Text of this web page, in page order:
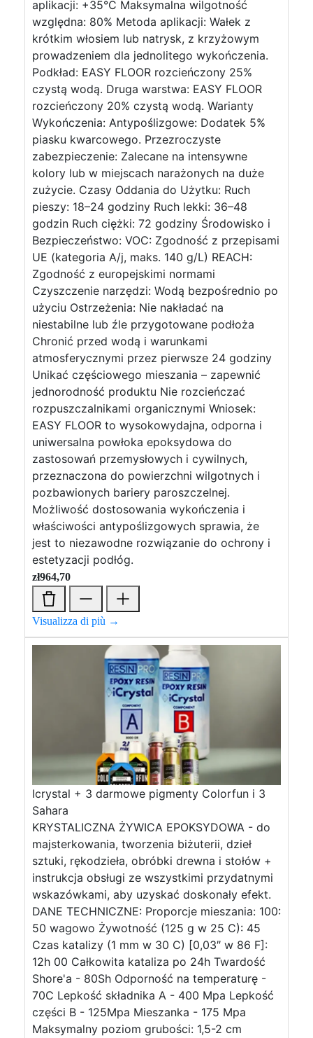
aplikacji: +35°C Maksymalna wilgotność
względna: 80% Metoda aplikacji: Wałek z
krótkim włosiem lub natrysk, z krzyżowym
prowadzeniem dla jednolitego wykończenia.
Podkład: EASY FLOOR rozcieńczony 25%
czystą wodą. Druga warstwa: EASY FLOOR
rozcieńczony 20% czystą wodą. Warianty
Wykończenia: Antypoślizgowe: Dodatek 5%
piasku kwarcowego. Przezroczyste
zabezpieczenie: Zalecane na intensywne
kolory lub w miejscach narażonych na duże
zużycie. Czasy Oddania do Użytku: Ruch
pieszy: 18–24 godziny Ruch lekki: 36–48
godzin Ruch ciężki: 72 godziny Środowisko i
Bezpieczeństwo: VOC: Zgodność z przepisami
UE (kategoria A/j, maks. 140 g/L) REACH:
Zgodność z europejskimi normami
Czyszczenie narzędzi: Wodą bezpośrednio po
użyciu Ostrzeżenia: Nie nakładać na
niestabilne lub źle przygotowane podłoża
Chronić przed wodą i warunkami
atmosferycznymi przez pierwsze 24 godziny
Unikać częściowego mieszania – zapewnić
jednorodność produktu Nie rozcieńczać
rozpuszczalnikami organicznymi Wniosek:
EASY FLOOR to wysokowydajna, odporna i
uniwersalna powłoka epoksydowa do
zastosowań przemysłowych i cywilnych,
przeznaczona do powierzchni wilgotnych i
pozbawionych bariery paroszczelnej.
Możliwość dostosowania wykończenia i
właściwości antypoślizgowych sprawia, że
jest to niezawodne rozwiązanie do ochrony i
estetyzacji podłóg.
zł964,70
Visualizza di più →
Icrystal + 3 darmowe pigmenty Colorfun i 3
Sahara
KRYSTALICZNA ŻYWICA EPOKSYDOWA - do
majsterkowania, tworzenia biżuterii, dzieł
sztuki, rękodzieła, obróbki drewna i stołów +
instrukcja obsługi ze wszystkimi przydatnymi
wskazówkami, aby uzyskać doskonały efekt.
DANE TECHNICZNE: Proporcje mieszania: 100:
50 wagowo Żywotność (125 g w 25 C): 45
Czas katalizy (1 mm w 30 C) [0,03″ w 86 F]:
12h 00 Całkowita kataliza po 24h Twardość
Shore'a - 80Sh Odporność na temperaturę -
70C Lepkość składnika A - 400 Mpa Lepkość
części B - 125Mpa Mieszanka - 175 Mpa
Maksymalny poziom grubości: 1,5-2 cm